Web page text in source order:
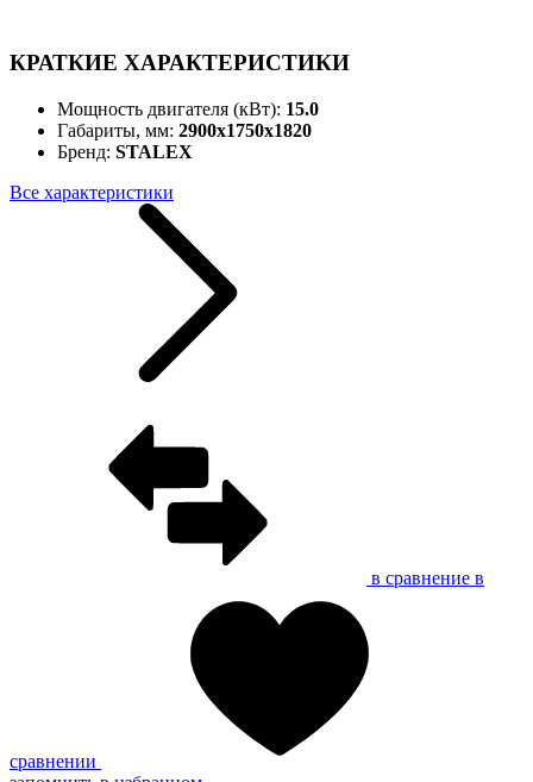
КРАТКИЕ ХАРАКТЕРИСТИКИ
Мощность двигателя (кВт): 15.0
Габариты, мм: 2900x1750x1820
Бренд: STALEX
Все характеристики
в сравнение в
сравнении